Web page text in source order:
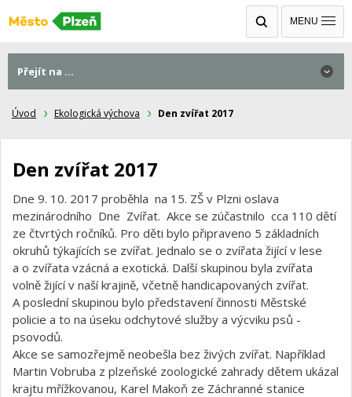
MENU
Úvod Ekologická výchova Den zvířat 2017
Den zvířat 2017
Dne 9. 10. 2017 proběhla na 15. ZŠ v Plzni oslava
mezinárodního Dne Zvířat. Akce se zúčastnilo cca 110 dětí
ze čtvrtých ročníků. Pro děti bylo připraveno 5 základních
okruhů týkajících se zvířat. Jednalo se o zvířata žijící v lese
a o zvířata vzácná a exotická. Další skupinou byla zvířata
volně žijící v naší krajině, včetně handicapovaných zvířat.
A poslední skupinou bylo představení činnosti Městské
policie a to na úseku odchytové služby a výcviku psů -
psovodů.
Akce se samozřejmě neobešla bez živých zvířat. Například
Martin Vobruba z plzeňské zoologické zahrady dětem ukázal
krajtu mřížkovanou, Karel Makoň ze Záchranné stanice
Přejít na ...